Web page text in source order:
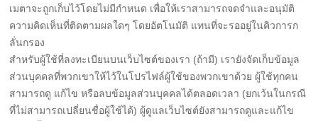
เมตาจะถูกเก็บไว้โดยไม่มีกำหนด เพื่อให้เราสามารถจดจำและอนุมัติ
ความคิดเห็นที่ติดตามผลใดๆ โดยอัตโนมัติ แทนที่จะรออยู่ในคิวการก
ลั่นกรอง
สำหรับผู้ใช้ที่ลงทะเบียนบนเว็บไซต์ของเรา (ถ้ามี) เรายังจัดเก็บข้อมูล
ส่วนบุคคลที่พวกเขาให้ไว้ในโปรไฟล์ผู้ใช้ของพวกเขาด้วย ผู้ใช้ทุกคน
สามารถดู แก้ไข หรือลบข้อมูลส่วนบุคคลได้ตลอดเวลา (ยกเว้นในกรณี
ที่ไม่สามารถเปลี่ยนชื่อผู้ใช้ได้) ผู้ดูแลเว็บไซต์ยังสามารถดูและแก้ไข